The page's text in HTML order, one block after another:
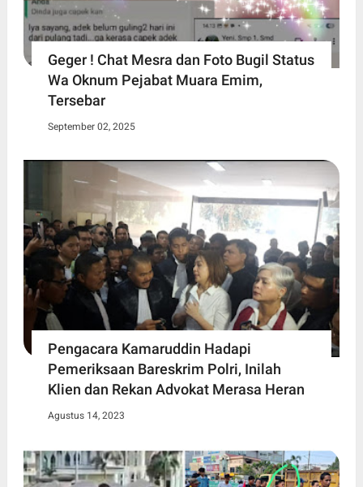
Geger ! Chat Mesra dan Foto Bugil Status
Wa Oknum Pejabat Muara Emim,
Tersebar
September 02, 2025
Pengacara Kamaruddin Hadapi
Pemeriksaan Bareskrim Polri, Inilah
Klien dan Rekan Advokat Merasa Heran
Agustus 14, 2023